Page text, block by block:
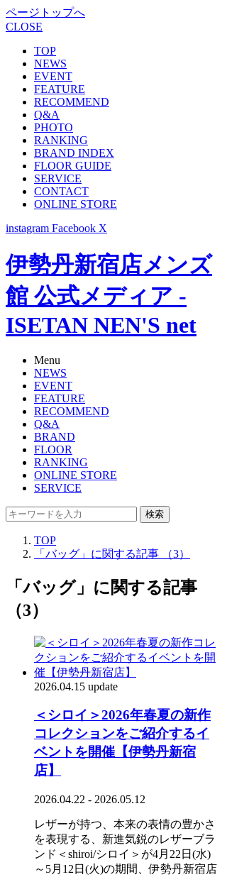
ページトップへ
CLOSE
TOP
NEWS
EVENT
FEATURE
RECOMMEND
Q&A
PHOTO
RANKING
BRAND INDEX
FLOOR GUIDE
SERVICE
CONTACT
ONLINE STORE
instagram Facebook X
伊勢丹新宿店メンズ
館 公式メディア -
ISETAN NEN'S net
Menu
NEWS
EVENT
FEATURE
RECOMMEND
Q&A
BRAND
FLOOR
RANKING
ONLINE STORE
SERVICE
検索
TOP
「バッグ」に関する記事 （3）
「バッグ」に関する記事
（3）
2026.04.15 update
＜シロイ＞2026年春夏の新作
コレクションをご紹介するイ
ベントを開催【伊勢丹新宿
店】
2026.04.22 - 2026.05.12
レザーが持つ、本来の表情の豊かさ
を表現する、新進気鋭のレザーブラ
ンド＜shiroi/シロイ＞が4月22日(水)
～5月12日(火)の期間、伊勢丹新宿店